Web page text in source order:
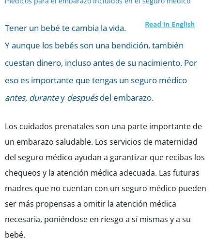
Tener un bebé te cambia la vida.
Y aunque los bebés son una bendición, también
cuestan dinero, incluso antes de su nacimiento. Por
eso es importante que tengas un seguro médico
antes, durantey despuésdel embarazo.
Los cuidados prenatales son una parte importante de
un embarazo saludable. Los servicios de maternidad
del seguro médico ayudan a garantizar que recibas los
chequeos y la atención médica adecuada. Las futuras
madres que no cuentan con un seguro médico pueden
ser más propensas a omitir la atención médica
necesaria, poniéndose en riesgo a sí mismas y a su
bebé.